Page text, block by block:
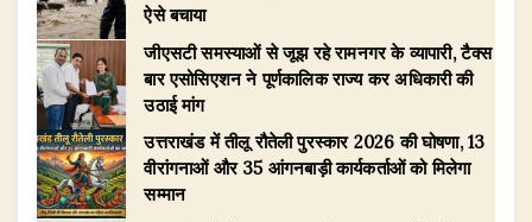
ऐसे बचाया
जीएसटी समस्याओं से जूझ रहे रामनगर के व्यापारी, टैक्स
बार एसोसिएशन ने पूर्णकालिक राज्य कर अधिकारी की
उठाई मांग
उत्तराखंड में तीलू रौतेली पुरस्कार 2026 की घोषणा, 13
वीरांगनाओं और 35 आंगनबाड़ी कार्यकर्ताओं को मिलेगा
सम्मान